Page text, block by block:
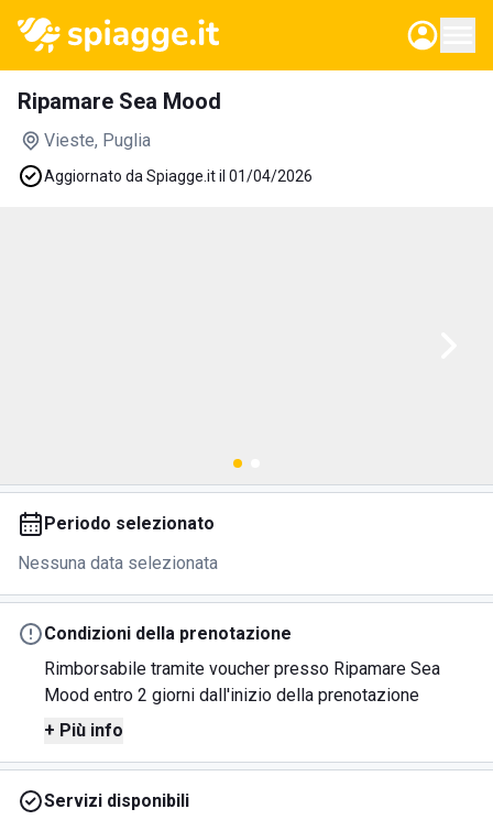
Ripamare Sea Mood
Vieste, Puglia
Aggiornato da Spiagge.it il 01/04/2026
Periodo selezionato
Nessuna data selezionata
Condizioni della prenotazione
Rimborsabile tramite voucher presso Ripamare Sea
Mood entro 2 giorni dall'inizio della prenotazione
+ Più info
Servizi disponibili